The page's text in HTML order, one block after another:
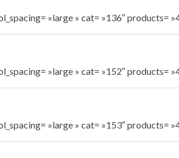
»large » cat= »136″ products=
»large » cat= »152″ products=
»large » cat= »153″ products=